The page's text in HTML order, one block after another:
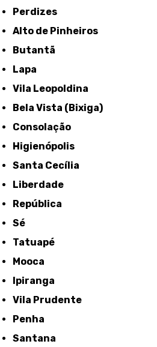
Perdizes
Alto de Pinheiros
Butantã
Lapa
Vila Leopoldina
Bela Vista (Bixiga)
Consolação
Higienópolis
Santa Cecília
Liberdade
República
Sé
Tatuapé
Mooca
Ipiranga
Vila Prudente
Penha
Santana